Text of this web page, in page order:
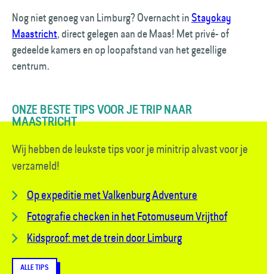
Nog niet genoeg van Limburg? Overnacht in Stayokay
Maastricht, direct gelegen aan de Maas! Met privé- of
gedeelde kamers en op loopafstand van het gezellige
centrum.
ONZE BESTE TIPS VOOR JE TRIP NAAR
MAASTRICHT
Wij hebben de leukste tips voor je minitrip alvast voor je
verzameld!
Op expeditie met Valkenburg Adventure
Fotografie checken in het Fotomuseum Vrijthof
Kidsproof: met de trein door Limburg
ALLE TIPS